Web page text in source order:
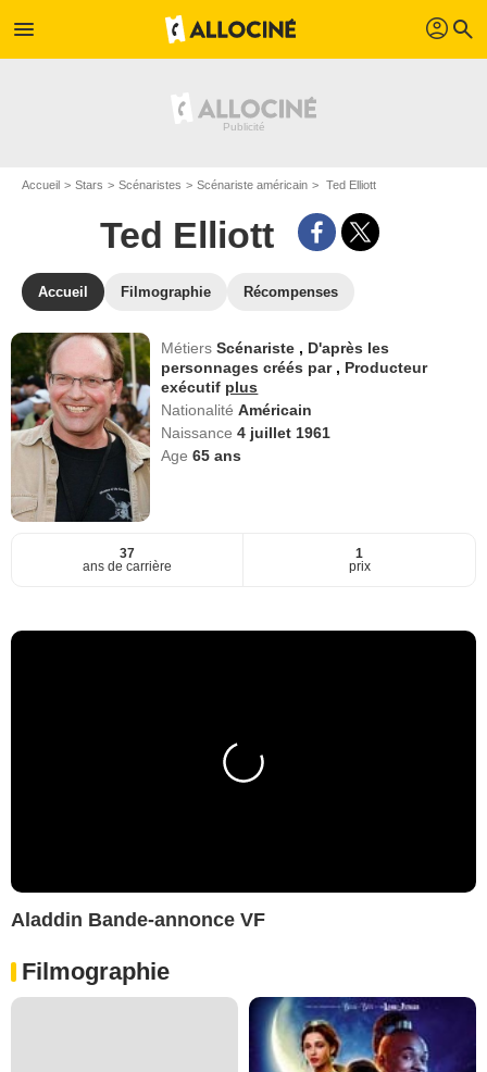
menu profil search
Accueil Stars Scénaristes Scénariste américain Ted Elliott
Ted Elliott
Accueil Filmographie Récompenses
MétiersScénariste , D'après les
personnages créés par , Producteur
exécutif plus
NationalitéAméricain
Naissance4 juillet 1961
Age65 ans
37
ans de carrière
1
prix
Aladdin Bande-annonce VF
Filmographie